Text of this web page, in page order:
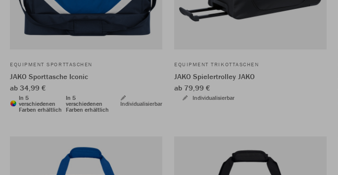
EQUIPMENT SPORTTASCHEN
JAKO Sporttasche Iconic
ab 34,99 €
In 5
verschiedenen
Farben erhältlich
In 5
verschiedenen
Farben erhältlich
Individualisierbar
EQUIPMENT TRIKOTTASCHEN
JAKO Spielertrolley JAKO
ab 79,99 €
Individualisierbar